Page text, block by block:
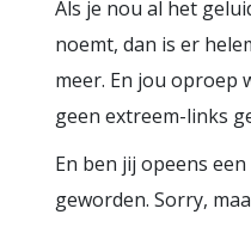
Als je nou al het
noemt, dan is er
meer. En jou oproep
geen extreem-links
En ben jij opeens
geworden. Sorry,